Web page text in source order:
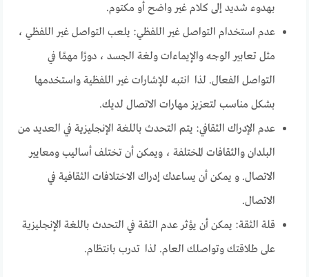
بهدوء شديد إلى كلام غير واضح أو مكتوم.
عدم استخدام التواصل غير اللفظي: يلعب التواصل غير اللفظي ،
مثل تعابير الوجه والإيماءات ولغة الجسد ، دورًا مهمًا في
التواصل الفعال. لذا انتبه للإشارات غير اللفظية واستخدمها
بشكل مناسب لتعزيز مهارات الاتصال لديك.
عدم الإدراك الثقافي: يتم التحدث باللغة الإنجليزية في العديد من
البلدان والثقافات المختلفة ، ويمكن أن تختلف أساليب ومعايير
الاتصال. و يمكن أن يساعدك إدراك الاختلافات الثقافية في
الاتصال.
قلة الثقة: يمكن أن يؤثر عدم الثقة في التحدث باللغة الإنجليزية
على طلاقتك وتواصلك العام. لذا تدرب بانتظام.